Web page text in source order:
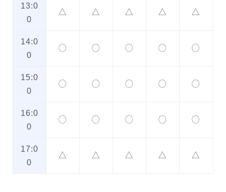
13:0
0
△ △ △ △ △
14:0
0
◯ ◯ ◯ ◯ ◯
15:0
0
◯ ◯ ◯ ◯ ◯
16:0
0
◯ ◯ ◯ ◯ ◯
17:0
0
△ △ △ △ △